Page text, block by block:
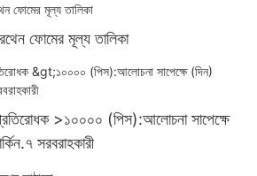
ফোমের মূল্য তালিকা
>১০০০০ (পিস):আলোচনা সাপেক্ষে
সরবরাহকারী